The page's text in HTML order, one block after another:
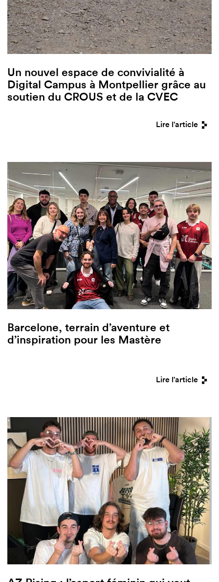
Un nouvel espace de convivialité à
Digital Campus à Montpellier grâce au
soutien du CROUS et de la CVEC
Lire l'article
Barcelone, terrain d’aventure et
d’inspiration pour les Mastère
Lire l'article